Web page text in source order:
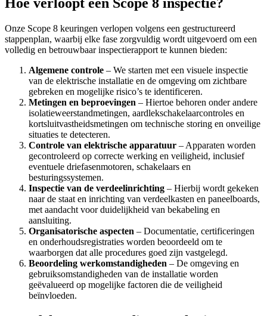
Hoe verloopt een Scope 8 inspectie?
Onze Scope 8 keuringen verlopen volgens een gestructureerd
stappenplan, waarbij elke fase zorgvuldig wordt uitgevoerd om een
volledig en betrouwbaar inspectierapport te kunnen bieden:
Algemene controle – We starten met een visuele inspectie
van de elektrische installatie en de omgeving om zichtbare
gebreken en mogelijke risico’s te identificeren.
Metingen en beproevingen – Hiertoe behoren onder andere
isolatieweerstandmetingen, aardlekschakelaarcontroles en
kortsluitvastheidsmetingen om technische storing en onveilige
situaties te detecteren.
Controle van elektrische apparatuur – Apparaten worden
gecontroleerd op correcte werking en veiligheid, inclusief
eventuele driefasenmotoren, schakelaars en
besturingssystemen.
Inspectie van de verdeelinrichting – Hierbij wordt gekeken
naar de staat en inrichting van verdeelkasten en paneelboards,
met aandacht voor duidelijkheid van bekabeling en
aansluiting.
Organisatorische aspecten – Documentatie, certificeringen
en onderhoudsregistraties worden beoordeeld om te
waarborgen dat alle procedures goed zijn vastgelegd.
Beoordeling werkomstandigheden – De omgeving en
gebruiksomstandigheden van de installatie worden
geëvalueerd op mogelijke factoren die de veiligheid
beïnvloeden.